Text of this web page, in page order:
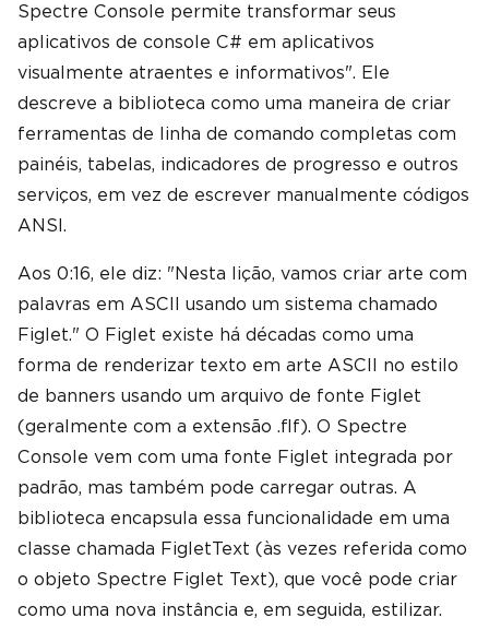
Spectre Console permite transformar seus
aplicativos de console C# em aplicativos
visualmente atraentes e informativos". Ele
descreve a biblioteca como uma maneira de criar
ferramentas de linha de comando completas com
painéis, tabelas, indicadores de progresso e outros
serviços, em vez de escrever manualmente códigos
ANSI.
Aos 0:16, ele diz: "Nesta lição, vamos criar arte com
palavras em ASCII usando um sistema chamado
Figlet." O Figlet existe há décadas como uma
forma de renderizar texto em arte ASCII no estilo
de banners usando um arquivo de fonte Figlet
(geralmente com a extensão .flf). O Spectre
Console vem com uma fonte Figlet integrada por
padrão, mas também pode carregar outras. A
biblioteca encapsula essa funcionalidade em uma
classe chamada FigletText (às vezes referida como
o objeto Spectre Figlet Text), que você pode criar
como uma nova instância e, em seguida, estilizar.